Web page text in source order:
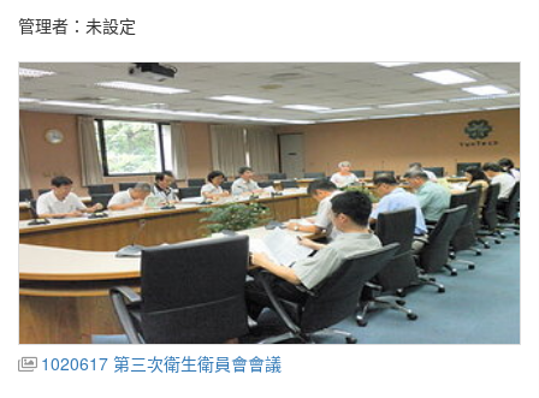
管理者：未設定
1020617 第三次衛生衛員會會議